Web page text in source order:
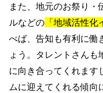
また、地元のお祭り
ルなどの 「地域活性化
べば、告知も有利に働
ょう。タレントさん
に向き合ってくれます
ムに迎えてくれる傾向